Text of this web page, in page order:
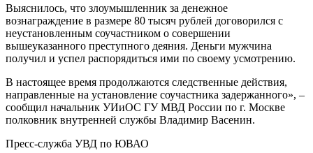
Выяснилось, что злоумышленник за денежное
вознаграждение в размере 80 тысяч рублей договорился с
неустановленным соучастником о совершении
вышеуказанного преступного деяния. Деньги мужчина
получил и успел распорядиться ими по своему усмотрению.
В настоящее время продолжаются следственные действия,
направленные на установление соучастника задержанного», –
сообщил начальник УИиОС ГУ МВД России по г. Москве
полковник внутренней службы Владимир Васенин.
Пресс-служба УВД по ЮВАО